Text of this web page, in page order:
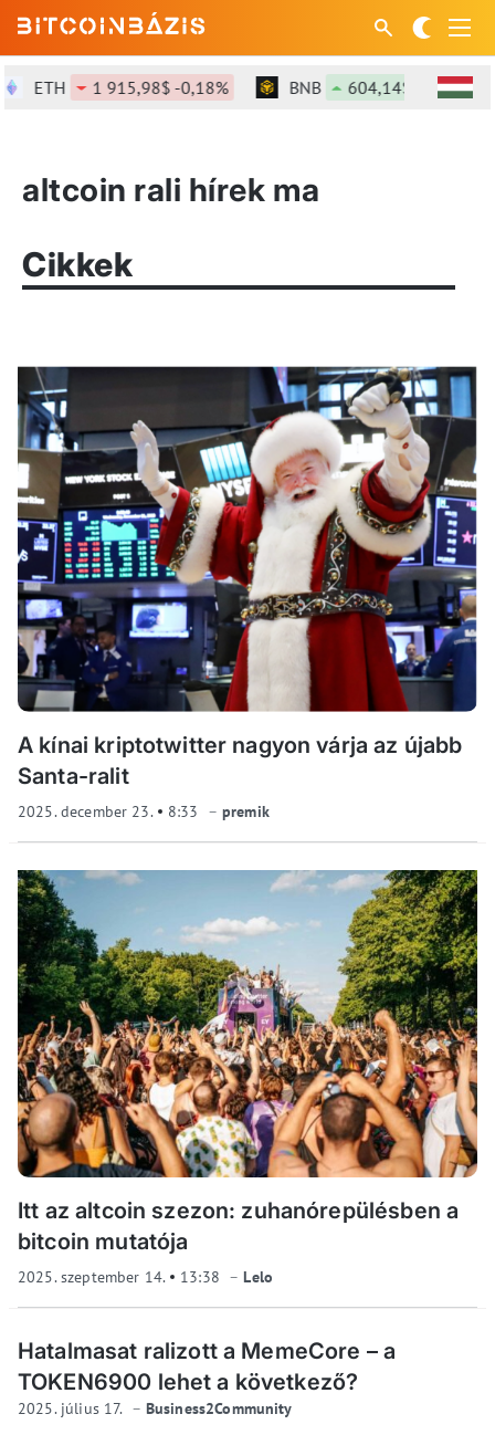
ETH 1 915,98$ -0,18% BNB 604,14$ +1,41%
altcoin rali hírek ma
Cikkek
A kínai kriptotwitter nagyon várja az újabb
Santa-ralit
2025. december 23. 8:33 premik
Itt az altcoin szezon: zuhanórepülésben a
bitcoin mutatója
2025. szeptember 14. 13:38 Lelo
Hatalmasat ralizott a MemeCore – a
TOKEN6900 lehet a következő?
2025. július 17. Business2Community